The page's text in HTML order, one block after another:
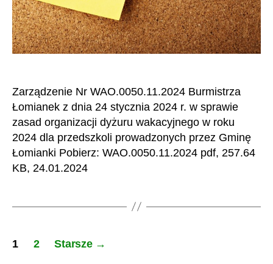
Zarządzenie Nr WAO.0050.11.2024 Burmistrza
Łomianek z dnia 24 stycznia 2024 r. w sprawie
zasad organizacji dyżuru wakacyjnego w roku
2024 dla przedszkoli prowadzonych przez Gminę
Łomianki Pobierz: WAO.0050.11.2024 pdf, 257.64
KB, 24.01.2024
Nawigacja
1 2 Starsze →